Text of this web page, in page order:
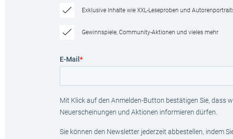
Exklusive Inhalte wie XXL-Leseproben und
Gewinnspiele, Community-Aktionen und vieles mehr
E-Mail *
Mit Klick auf den Anmelden-Button bestätigen Sie, dass
Neuerscheinungen und Aktionen informieren dürfen.
Sie können den Newsletter jederzeit abbestellen, indem